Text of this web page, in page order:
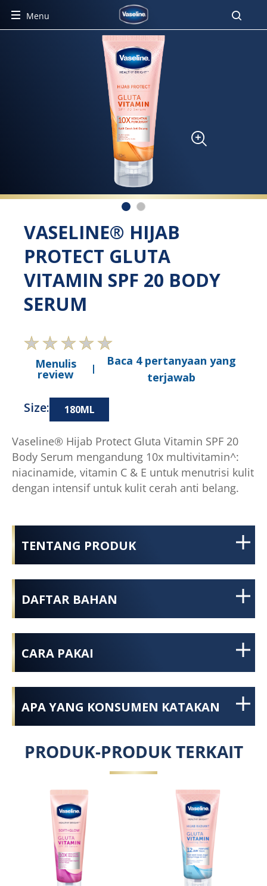
Menu
VASELINE® HIJAB
PROTECT GLUTA
VITAMIN SPF 20 BODY
SERUM
Menulis
review
Baca 4 pertanyaan yang
terjawab
Size: 180ML
Vaseline® Hijab Protect Gluta Vitamin SPF 20
Body Serum mengandung 10x multivitamin^:
niacinamide, vitamin C & E untuk menutrisi kulit
dengan intensif untuk kulit cerah anti belang.
TENTANG PRODUK
DAFTAR BAHAN
CARA PAKAI
APA YANG KONSUMEN KATAKAN
PRODUK-PRODUK TERKAIT